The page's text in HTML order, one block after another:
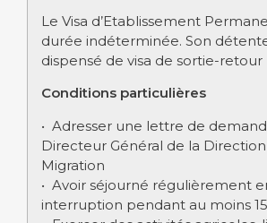
Le Visa d’Etablissement
durée indéterminée. Son
dispensé de visa de sortie-retour
Conditions particulières
• Adresser une lettre de
Directeur Général de la
Migration
• Avoir séjourné régulièrement
interruption pendant au moins